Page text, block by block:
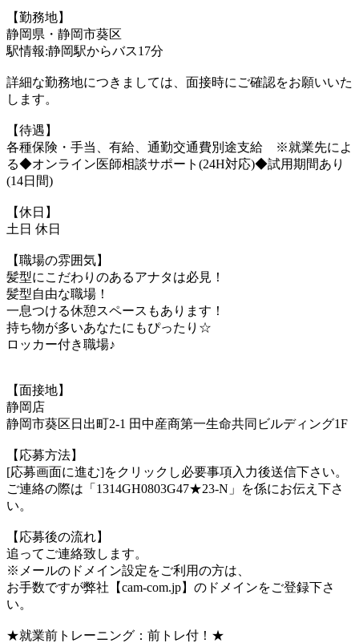
【勤務地】
静岡県・静岡市葵区
駅情報:静岡駅からバス17分
詳細な勤務地につきましては、面接時にご確認をお願いいた
します。
【待遇】
各種保険・手当、有給、通勤交通費別途支給 ※就業先によ
る◆オンライン医師相談サポート(24H対応)◆試用期間あり
(14日間)
【休日】
土日 休日
【職場の雰囲気】
髪型にこだわりのあるアナタは必見！
髪型自由な職場！
一息つける休憩スペースもあります！
持ち物が多いあなたにもぴったり☆
ロッカー付き職場♪
【面接地】
静岡店
静岡市葵区日出町2-1 田中産商第一生命共同ビルディング1F
【応募方法】
[応募画面に進む]をクリックし必要事項入力後送信下さい。
ご連絡の際は「1314GH0803G47★23-N」を係にお伝え下さ
い。
【応募後の流れ】
追ってご連絡致します。
※メールのドメイン設定をご利用の方は、
お手数ですが弊社【cam-com.jp】のドメインをご登録下さ
い。
★就業前トレーニング：前トレ付！★